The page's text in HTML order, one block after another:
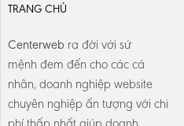
TRANG CHỦ
Centerweb ra đời với sứ
mệnh đem đến cho các cá
nhân, doanh nghiệp website
chuyên nghiệp ấn tượng với chi